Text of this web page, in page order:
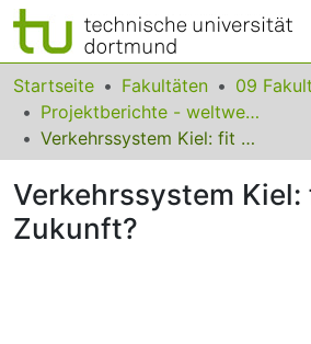
Bereiche & Sammlungen
Das gesamte Repositorium
FAQ
Startseite Fakultäten
Projektberichte - weltweit zugänglich
Verkehrssystem Kiel: fit für die Zukunft?
Verkehrssystem
Zukunft?